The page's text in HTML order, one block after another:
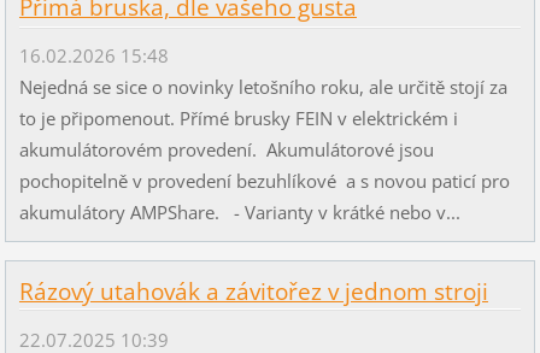
Přímá bruska, dle vašeho gusta
16.02.2026 15:48
Nejedná se sice o novinky letošního roku, ale určitě stojí za
to je připomenout. Přímé brusky FEIN v elektrickém i
akumulátorovém provedení. Akumulátorové jsou
pochopitelně v provedení bezuhlíkové a s novou paticí pro
akumulátory AMPShare. - Varianty v krátké nebo v...
Rázový utahovák a závitořez v jednom stroji
22.07.2025 10:39